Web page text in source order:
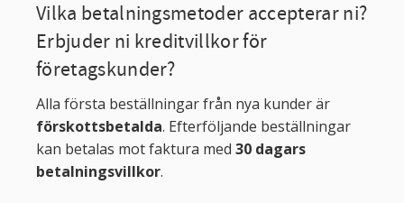
Vilka betalningsmetoder accepterar ni?
Erbjuder ni kreditvillkor för
företagskunder?
Alla första beställningar från nya kunder är
förskottsbetalda. Efterföljande beställningar
kan betalas mot faktura med 30 dagars
betalningsvillkor.